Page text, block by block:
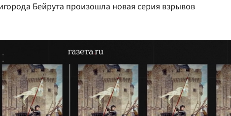
Бейрута произошла новая серия взрывов